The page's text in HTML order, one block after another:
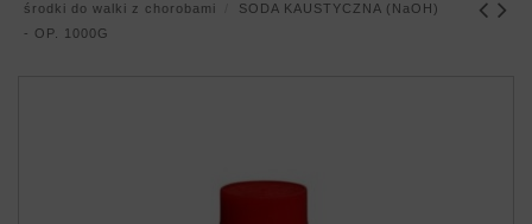
środki do walki z chorobami
SODA KAUSTYCZNA (NaOH)
- OP. 1000G